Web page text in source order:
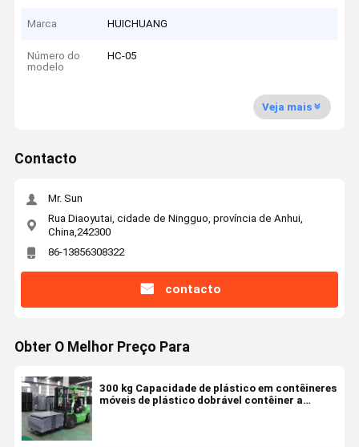
Marca HUICHUANG
Número do
modelo
HC-05
Veja mais
Contacto
Mr. Sun
Rua Diaoyutai, cidade de Ningguo, província de Anhui,
China,242300
86-13856308322
contacto
Obter O Melhor Preço Para
300 kg Capacidade de plástico em contêineres
móveis de plástico dobrável contêiner a